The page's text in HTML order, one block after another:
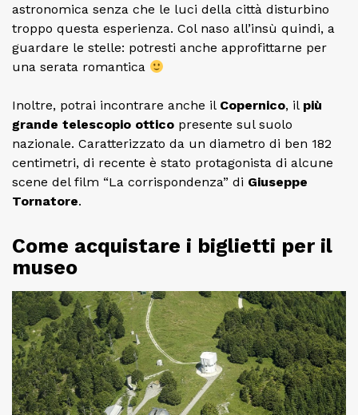
astronomica senza che le luci della città disturbino
troppo questa esperienza. Col naso all’insù quindi, a
guardare le stelle: potresti anche approfittarne per
una serata romantica
Inoltre, potrai incontrare anche il Copernico, il più
grande telescopio ottico presente sul suolo
nazionale. Caratterizzato da un diametro di ben 182
centimetri, di recente è stato protagonista di alcune
scene del film “La corrispondenza” di Giuseppe
Tornatore.
Come acquistare i biglietti per il
museo